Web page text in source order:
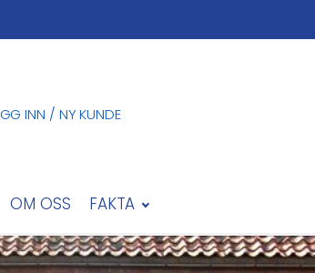
INN / NY KUNDE
OM OSS FAKTA